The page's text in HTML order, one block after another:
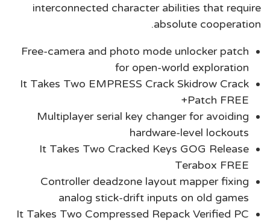
interconnected character abilities that require
absolute cooperation.
Free-camera and photo mode unlocker patch
for open-world exploration
It Takes Two EMPRESS Crack Skidrow Crack
+Patch FREE
Multiplayer serial key changer for avoiding
hardware-level lockouts
It Takes Two Cracked Keys GOG Release
Terabox FREE
Controller deadzone layout mapper fixing
analog stick-drift inputs on old games
It Takes Two Compressed Repack Verified PC